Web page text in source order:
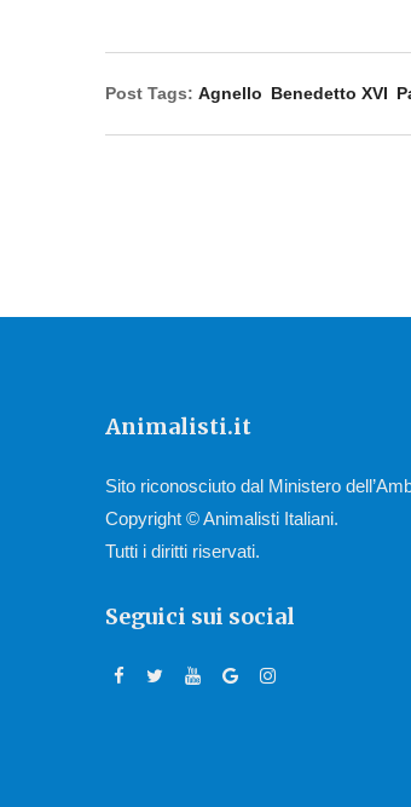
Post Tags: Agnello Benedetto XVI
Animalisti.it
Sito riconosciuto dal Ministero
Copyright © Animalisti Italiani.
Tutti i diritti riservati.
Seguici sui social